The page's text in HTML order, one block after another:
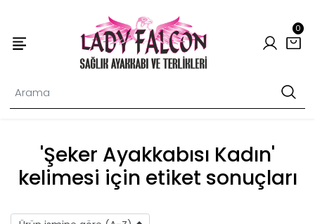
0
'Şeker Ayakkabısı Kadın'
kelimesi için etiket sonuçları